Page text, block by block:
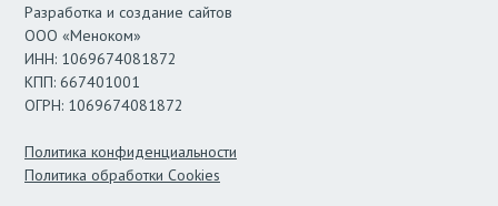
Разработка и создание сайтов
ООО «Меноком»
ИНН: 1069674081872
КПП: 667401001
ОГРН: 1069674081872
Политика конфиденциальности
Политика обработки Cookies